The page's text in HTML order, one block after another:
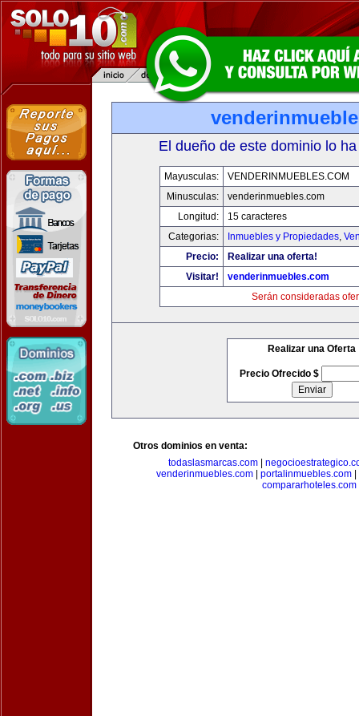
El dueño de este dominio lo
Mayusculas:
VENDERINMUEBLES.COM
Minusculas:
venderinmuebles.com
Longitud:
15 caracteres
Categorias:
Inmuebles y Propiedades,
Precio:
Realizar una oferta!
Visitar!
venderinmuebles.com
Serán consideradas
Realizar una Oferta
Precio Ofrecido $
Otros dominios en venta:
todaslasmarcas.com
venderinmuebles.com| portalinmuebles.com|
compararhoteles.com